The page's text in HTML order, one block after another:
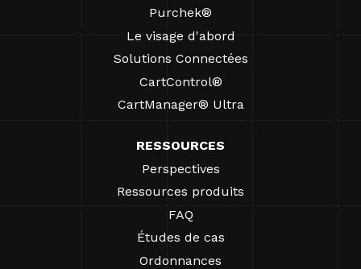
Purchek®
Le visage d'abord
Solutions Connectées
CartControl®
CartManager® Ultra
RESSOURCES
Perspectives
Ressources produits
FAQ
Études de cas
Ordonnances